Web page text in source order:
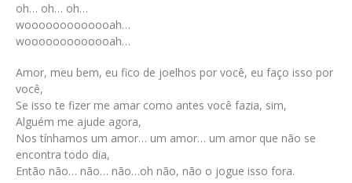
oh… oh… oh…
wooooooooooooah…
wooooooooooooah…
Amor, meu bem, eu fico de joelhos por você, eu faço isso por
você,
Se isso te fizer me amar como antes você fazia, sim,
Alguém me ajude agora,
Nos tínhamos um amor… um amor… um amor que não se
encontra todo dia,
Então não… não… não…oh não, não o jogue isso fora.